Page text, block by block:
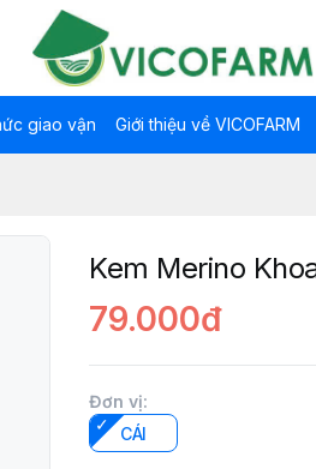
giao vận Giới thiệu về VICOFARM
Kem Merino
79.000đ
Đơn vị:
CÁI